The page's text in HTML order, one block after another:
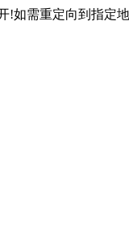
!如需重定向到指定